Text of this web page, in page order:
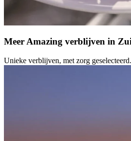
Meer Amazing verblijven in
Unieke verblijven, met zorg geselecteerd.